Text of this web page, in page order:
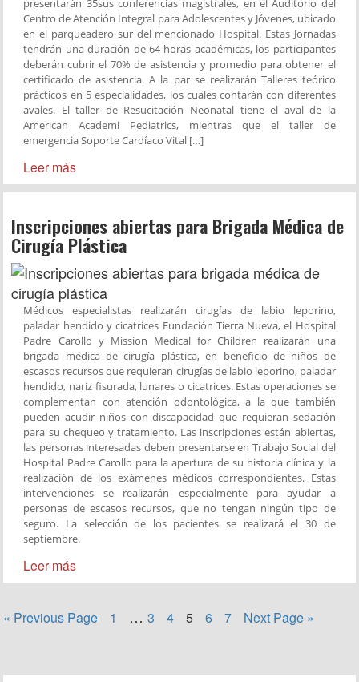
presentarán 35sus conferencias magistrales, en el Auditorio del
Centro de Atención Integral para Adolescentes y Jóvenes, ubicado
en el parqueadero sur del mencionado Hospital. Estas Jornadas
tendrán una duración de 64 horas académicas, los participantes
deberán cubrir el 70% de asistencia y promedio para obtener el
certificado de asistencia. A la par se realizarán Talleres teórico
prácticos en 5 especialidades, los cuales contarán con diferentes
avales. El taller de Resucitación Neonatal tiene el aval de la
American Academi Pediatrics, mientras que el taller de
emergencia Soporte Cardíaco Vital […]
Leer más
Inscripciones abiertas para Brigada Médica de
Cirugía Plástica
Médicos especialistas realizarán cirugías de labio leporino,
paladar hendido y cicatrices Fundación Tierra Nueva, el Hospital
Padre Carollo y Mission Medical for Children realizarán una
brigada médica de cirugía plástica, en beneficio de niños de
escasos recursos que requieran cirugías de labio leporino, paladar
hendido, nariz fisurada, lunares o cicatrices. Estas operaciones se
complementan con atención odontológica, a la que también
pueden acudir niños con discapacidad que requieran sedación
para su chequeo y tratamiento. Las inscripciones están abiertas,
las personas interesadas deben presentarse en Trabajo Social del
Hospital Padre Carollo para la apertura de su historia clínica y la
realización de los exámenes médicos correspondientes. Estas
intervenciones se realizarán especialmente para ayudar a
personas de escasos recursos, que no tengan ningún tipo de
seguro. La selección de los pacientes se realizará el 30 de
septiembre.
Leer más
« Previous Page 1 … 3 4 5 6 7 Next Page »